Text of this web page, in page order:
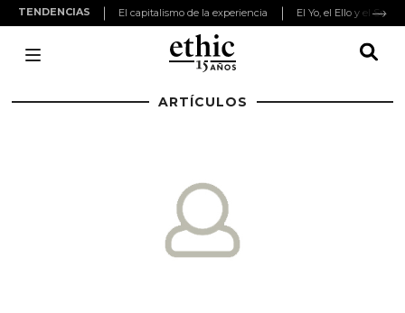
TENDENCIAS El capitalismo de la experiencia El Yo, el Ello y el
ARTÍCULOS